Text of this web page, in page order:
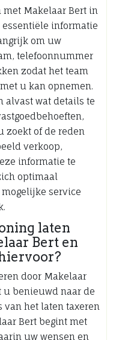
met Makelaar Bert in
informatie
om uw
telefoonnummer
zodat het team
u kan opnemen.
alvast wat details te
zoekt of de reden
verkoop,
informatie te
optimaal
service
laten
Bert en
door Makelaar
u benieuwd naar de
van het laten taxeren
Bert begint met
uw wensen en